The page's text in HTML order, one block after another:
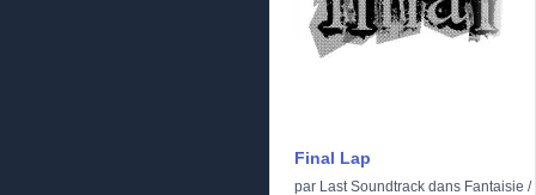
Final Lap
par Last Soundtrack dans Fantaisie /